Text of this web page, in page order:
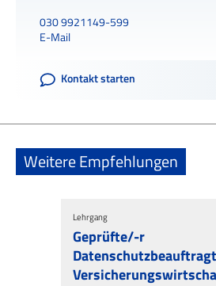
030 9921149-599
E-Mail
Kontakt starten
Weitere Empfehlungen
Lehrgang
Geprüfte/-r